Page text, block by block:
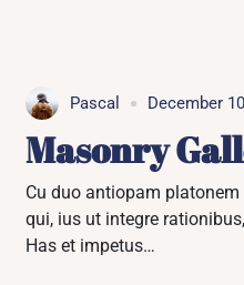
Pascal December
Masonry
Cu duo antiopam
qui, ius ut integre
Has et impetus…